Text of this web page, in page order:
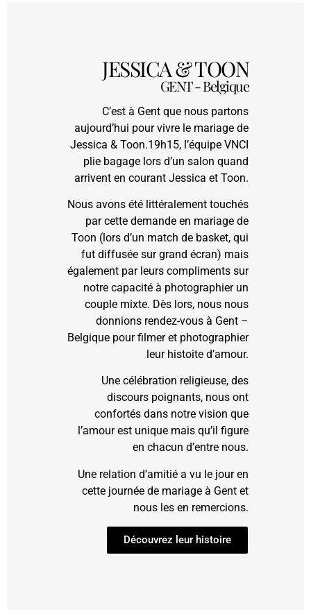
JESSICA & TOON
GENT - Belgique
C’est à Gent que nous partons
aujourd’hui pour vivre le mariage de
Jessica & Toon.19h15, l’équipe VNCI
plie bagage lors d’un salon quand
arrivent en courant Jessica et Toon.
​​​​​​​Nous avons été littéralement touchés
par cette demande en mariage de
Toon (lors d’un match de basket, qui
fut diffusée sur grand écran) mais
également par leurs compliments sur
notre capacité à photographier un
couple mixte. Dès lors, nous nous
donnions rendez-vous à Gent –
Belgique pour filmer et photographier
leur histoite d’amour.
Une célébration religieuse, des
discours poignants, nous ont
confortés dans notre vision que
l’amour est unique mais qu’il figure
en chacun d’entre nous.
Une relation d’amitié a vu le jour en
cette journée de mariage à Gent et
nous les en remercions.
Découvrez leur histoire